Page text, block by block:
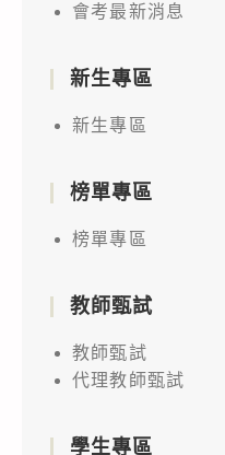
會考最新消息
新生專區
新生專區
榜單專區
榜單專區
教師甄試
教師甄試
代理教師甄試
學生專區